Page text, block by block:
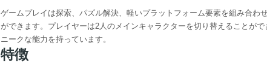
ゲームプレイは探索、パズル解決、軽いプラットフォーム要素を組み合
ができます。プレイヤーは2人のメインキャラクターを切り替えることが
ニークな能力を持っています。
特徴